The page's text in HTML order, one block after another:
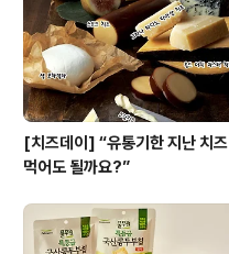
[치즈데이] “유통기한 지난 치즈
먹어도 될까요?”